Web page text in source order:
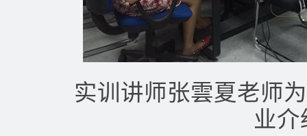
实训讲师张雲夏老师为
业介